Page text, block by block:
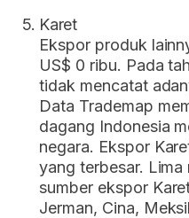
Karet
Ekspor produk
US$ 0 ribu. Pada
tidak mencatat
Data Trademap
dagang Indonesia
negara. Ekspor
yang terbesar. Lima
sumber ekspor
Jerman, Cina,